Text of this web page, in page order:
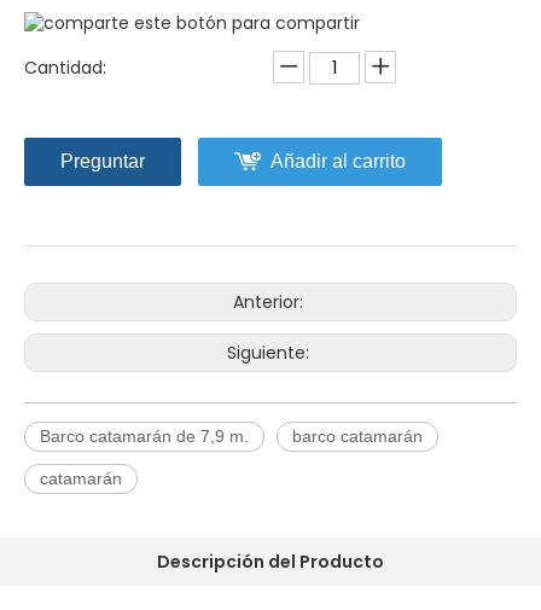
Cantidad:
Preguntar Añadir al carrito
Anterior:
Siguiente:
Barco catamarán de 7,9 m. barco catamarán
catamarán
Descripción del Producto